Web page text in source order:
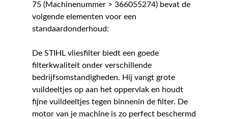
75 (Machinenummer > 366055274) bevat de
volgende elementen voor een
standaardonderhoud:
De STIHL vliesfilter biedt een goede
filterkwaliteit onder verschillende
bedrijfsomstandigheden. Hij vangt grote
vuildeeltjes op aan het oppervlak en houdt
fijne vuildeeltjes tegen binnenin de filter. De
motor van je machine is zo perfect beschermd